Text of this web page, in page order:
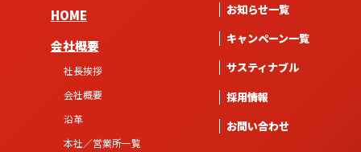
HOME
会社概要
社長挨拶
会社概要
沿革
本社／営業所一覧
お知らせ一覧
キャンペーン一覧
サスティナブル
採用情報
お問い合わせ